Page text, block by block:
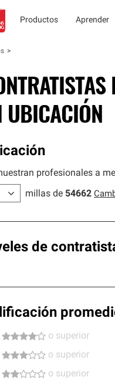
Productos Aprender
UBICACIÓN
profesionales a
millas de 54662
de
o superior
o superior
o superior